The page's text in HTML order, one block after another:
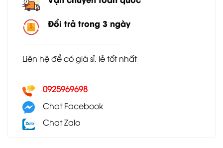
Đổi trả trong 3 ngày
Liên hệ để có giá sỉ, lẻ tốt nhất
0925969698
Chat Facebook
Chat Zalo